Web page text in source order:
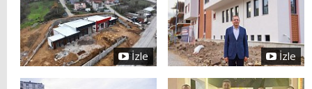
İzle İzle